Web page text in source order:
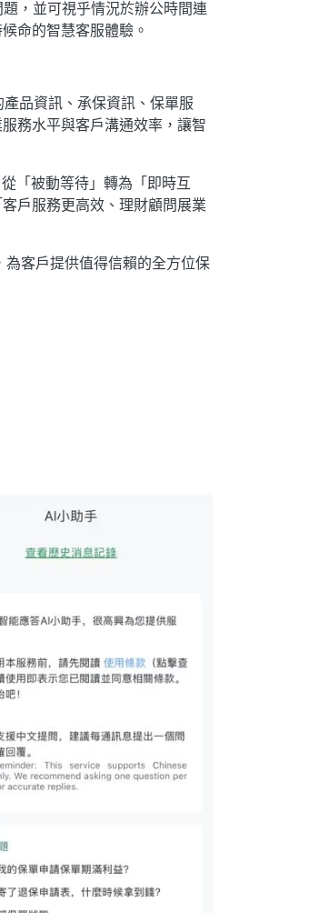
，並可視乎情況於辦公時間連
命的智慧客服體驗。
品資訊、承保資訊、保單服
務水平與客戶溝通效率，讓智
「被動等待」轉為「即時互
戶服務更高效、理財顧問展業
客戶提供值得信賴的全方位保